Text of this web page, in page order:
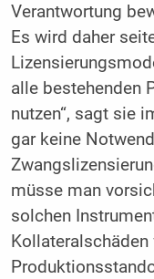
Verantwortung
Es wird daher
alle bestehenden
nutzen“, sagt sie
gar keine
müsse man
solchen